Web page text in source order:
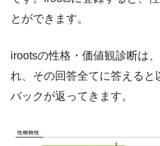
とができます。
irootsの性格・価値観診断は
れ、その回答全てに答える
バックが返ってきます。